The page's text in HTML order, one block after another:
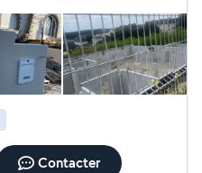
Contacter